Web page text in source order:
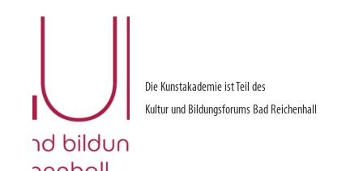
Die Kunstakademie ist Teil des
Kultur und Bildungsforums Bad Reichenhall